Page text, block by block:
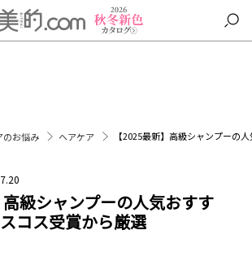
のお悩み ヘアケア 【2025最新】高級シャンプーの
高級シャンプーの人気おすす
コス受賞から厳選